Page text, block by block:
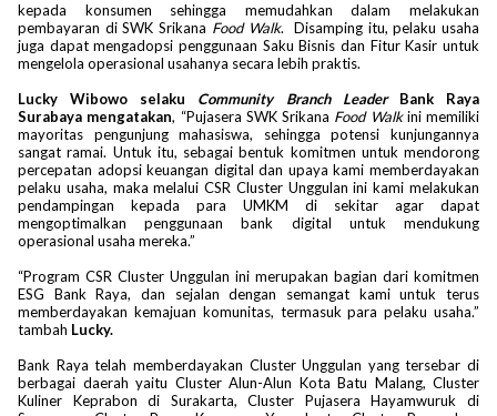
kepada konsumen sehingga memudahkan dalam melakukan
pembayaran di SWK Srikana Food Walk. Disamping itu, pelaku usaha
juga dapat mengadopsi penggunaan Saku Bisnis dan Fitur Kasir untuk
mengelola operasional usahanya secara lebih praktis.
Lucky Wibowo selaku Community Branch LeaderBank Raya
Surabaya mengatakan, “Pujasera SWK Srikana Food Walkini memiliki
mayoritas pengunjung mahasiswa, sehingga potensi kunjungannya
sangat ramai. Untuk itu, sebagai bentuk komitmen untuk mendorong
percepatan adopsi keuangan digital dan upaya kami memberdayakan
pelaku usaha, maka melalui CSR Cluster Unggulan ini kami melakukan
pendampingan kepada para UMKM di sekitar agar dapat
mengoptimalkan penggunaan bank digital untuk mendukung
operasional usaha mereka.”
“Program CSR Cluster Unggulan ini merupakan bagian dari komitmen
ESG Bank Raya, dan sejalan dengan semangat kami untuk terus
memberdayakan kemajuan komunitas, termasuk para pelaku usaha.”
tambah Lucky.
Bank Raya telah memberdayakan Cluster Unggulan yang tersebar di
berbagai daerah yaitu Cluster Alun-Alun Kota Batu Malang, Cluster
Kuliner Keprabon di Surakarta, Cluster Pujasera Hayamwuruk di